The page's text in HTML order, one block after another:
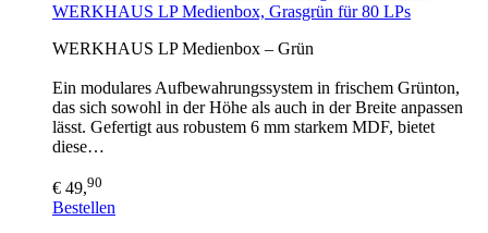
WERKHAUS LP Medienbox, Grasgrün für 80 LPs
WERKHAUS LP Medienbox – Grün
Ein modulares Aufbewahrungssystem in frischem Grünton,
das sich sowohl in der Höhe als auch in der Breite anpassen
lässt. Gefertigt aus robustem 6 mm starkem MDF, bietet
diese…
€ 49,90
Bestellen